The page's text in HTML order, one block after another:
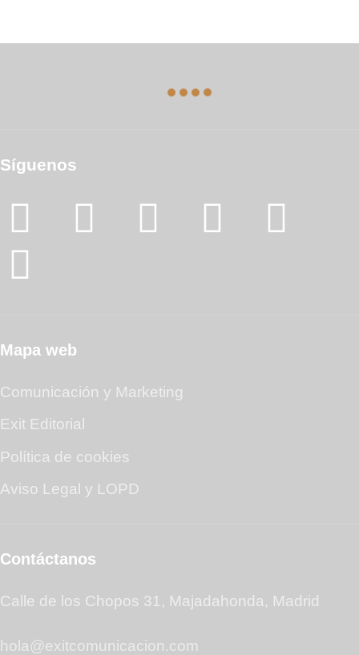
Síguenos
Mapa web
Comunicación y Marketing
Exit Editorial
Política de cookies
Aviso Legal y LOPD
Contáctanos
Calle de los Chopos 31, Majadahonda, Madrid
hola@exitcomunicacion.com